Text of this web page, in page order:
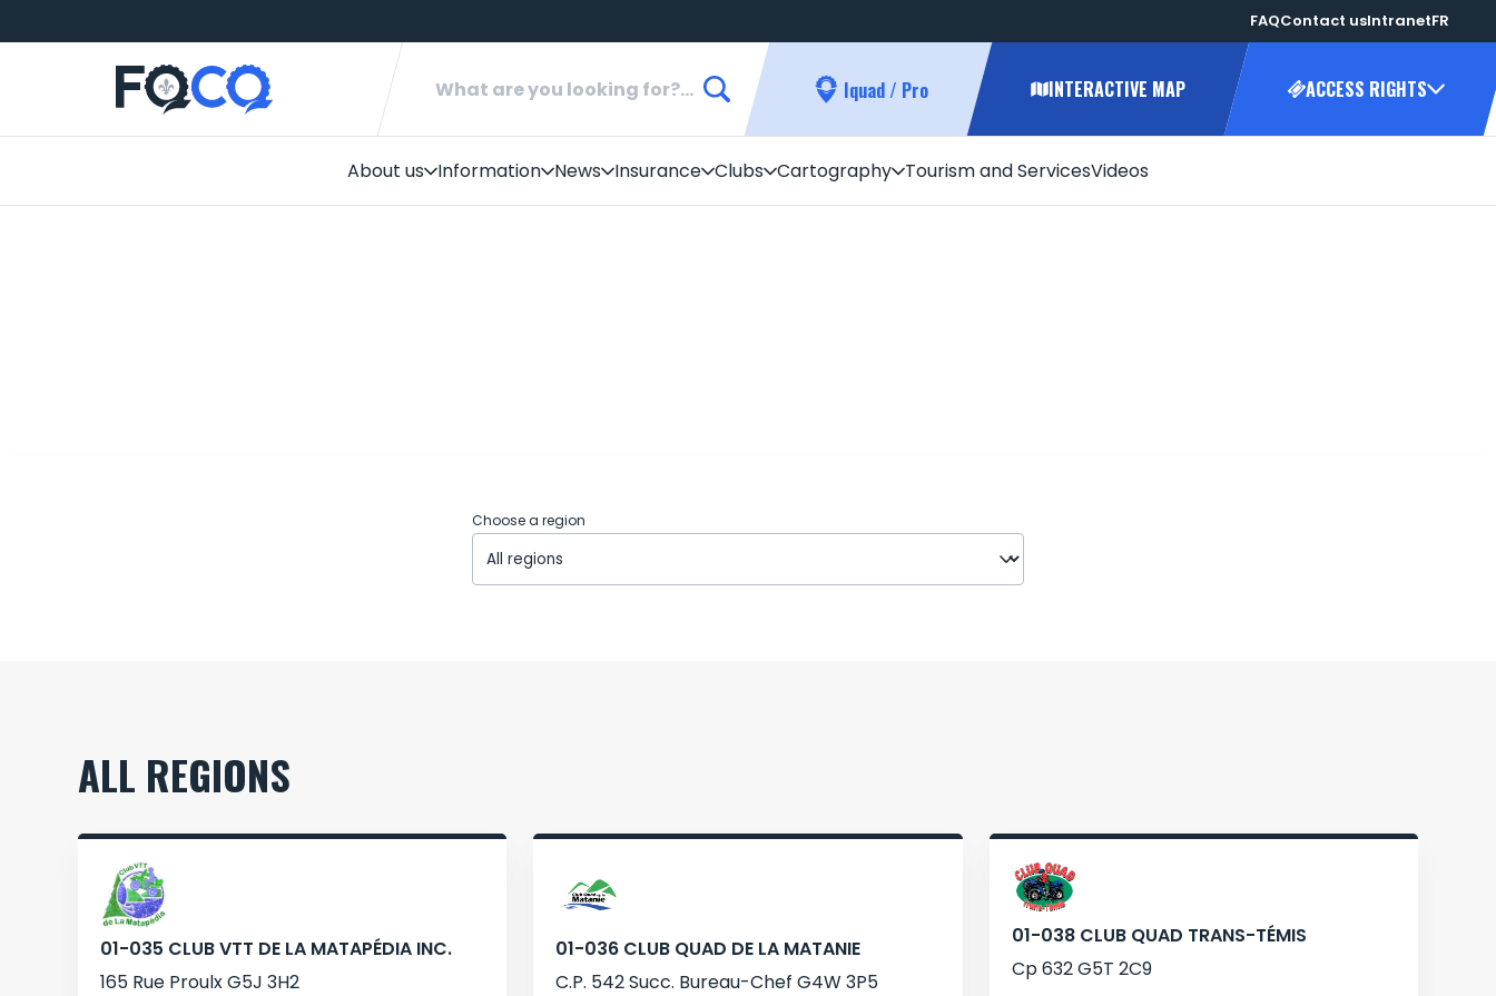
FAQContact usIntranetFR
Iquad / Pro INTERACTIVE MAP ACCESS RIGHTS
About us Information News Insurance Clubs Cartography Tourism and ServicesVideos
Choose a region
ALL REGIONS
01-035 CLUB VTT DE LA MATAPÉDIA INC.
165 Rue Proulx G5J 3H2
01-036 CLUB QUAD DE LA MATANIE
C.P. 542 Succ. Bureau-Chef G4W 3P5
01-038 CLUB QUAD TRANS-TÉMIS
Cp 632 G5T 2C9